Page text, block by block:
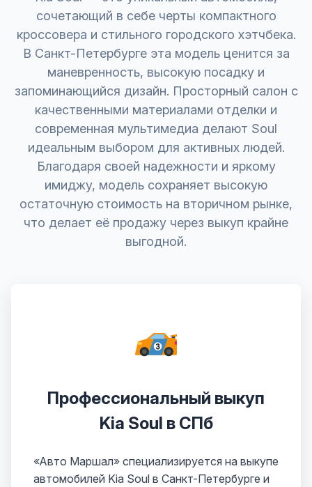
сочетающий в себе черты компактного
кроссовера и стильного городского хэтчбека.
В Санкт-Петербурге эта модель ценится за
маневренность, высокую посадку и
запоминающийся дизайн. Просторный салон с
качественными материалами отделки и
современная мультимедиа делают Soul
идеальным выбором для активных людей.
Благодаря своей надежности и яркому
имиджу, модель сохраняет высокую
остаточную стоимость на вторичном рынке,
что делает её продажу через выкуп крайне
выгодной.
Профессиональный выкуп
Kia Soul в СПб
«Авто Маршал» специализируется на выкупе
автомобилей Kia Soul в Санкт-Петербурге и